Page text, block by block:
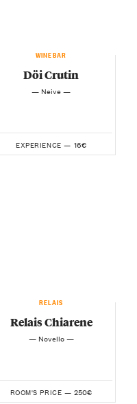
WINEBAR
Döi Crutin
— Neive —
EXPERIENCE — 16€
RELAIS
Relais Chiarene
— Novello —
ROOM'S PRICE — 250€